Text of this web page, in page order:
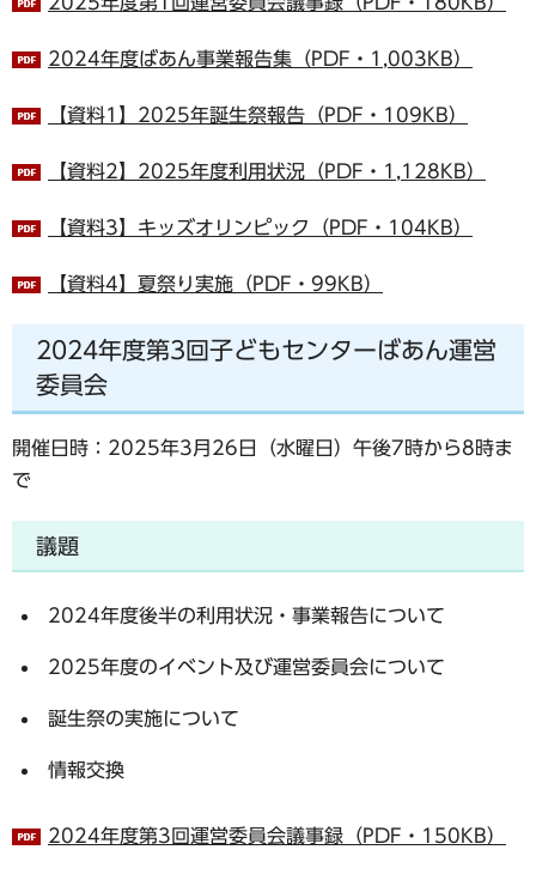
2024年度ばあん事業報告集（PDF・1,003KB）
【資料1】2025年誕生祭報告（PDF・109KB）
【資料2】2025年度利用状況（PDF・1,128KB）
【資料3】キッズオリンピック（PDF・104KB）
【資料4】夏祭り実施（PDF・99KB）
2024年度第3回子どもセンターばあん運営
委員会
開催日時：2025年3月26日（水曜日）午後7時から8時ま
で
議題
2024年度後半の利用状況・事業報告について
2025年度のイベント及び運営委員会について
誕生祭の実施について
情報交換
2024年度第3回運営委員会議事録（PDF・150KB）